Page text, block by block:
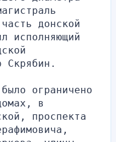
донской
исполняющий
Скрябин.
ограничено
в
проспекта